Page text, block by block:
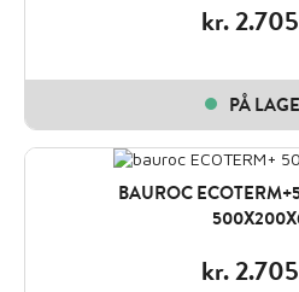
kr.
PÅ
BAUROC
kr.